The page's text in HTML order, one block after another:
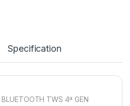
Specification
BLUETOOTH TWS 4ª GEN